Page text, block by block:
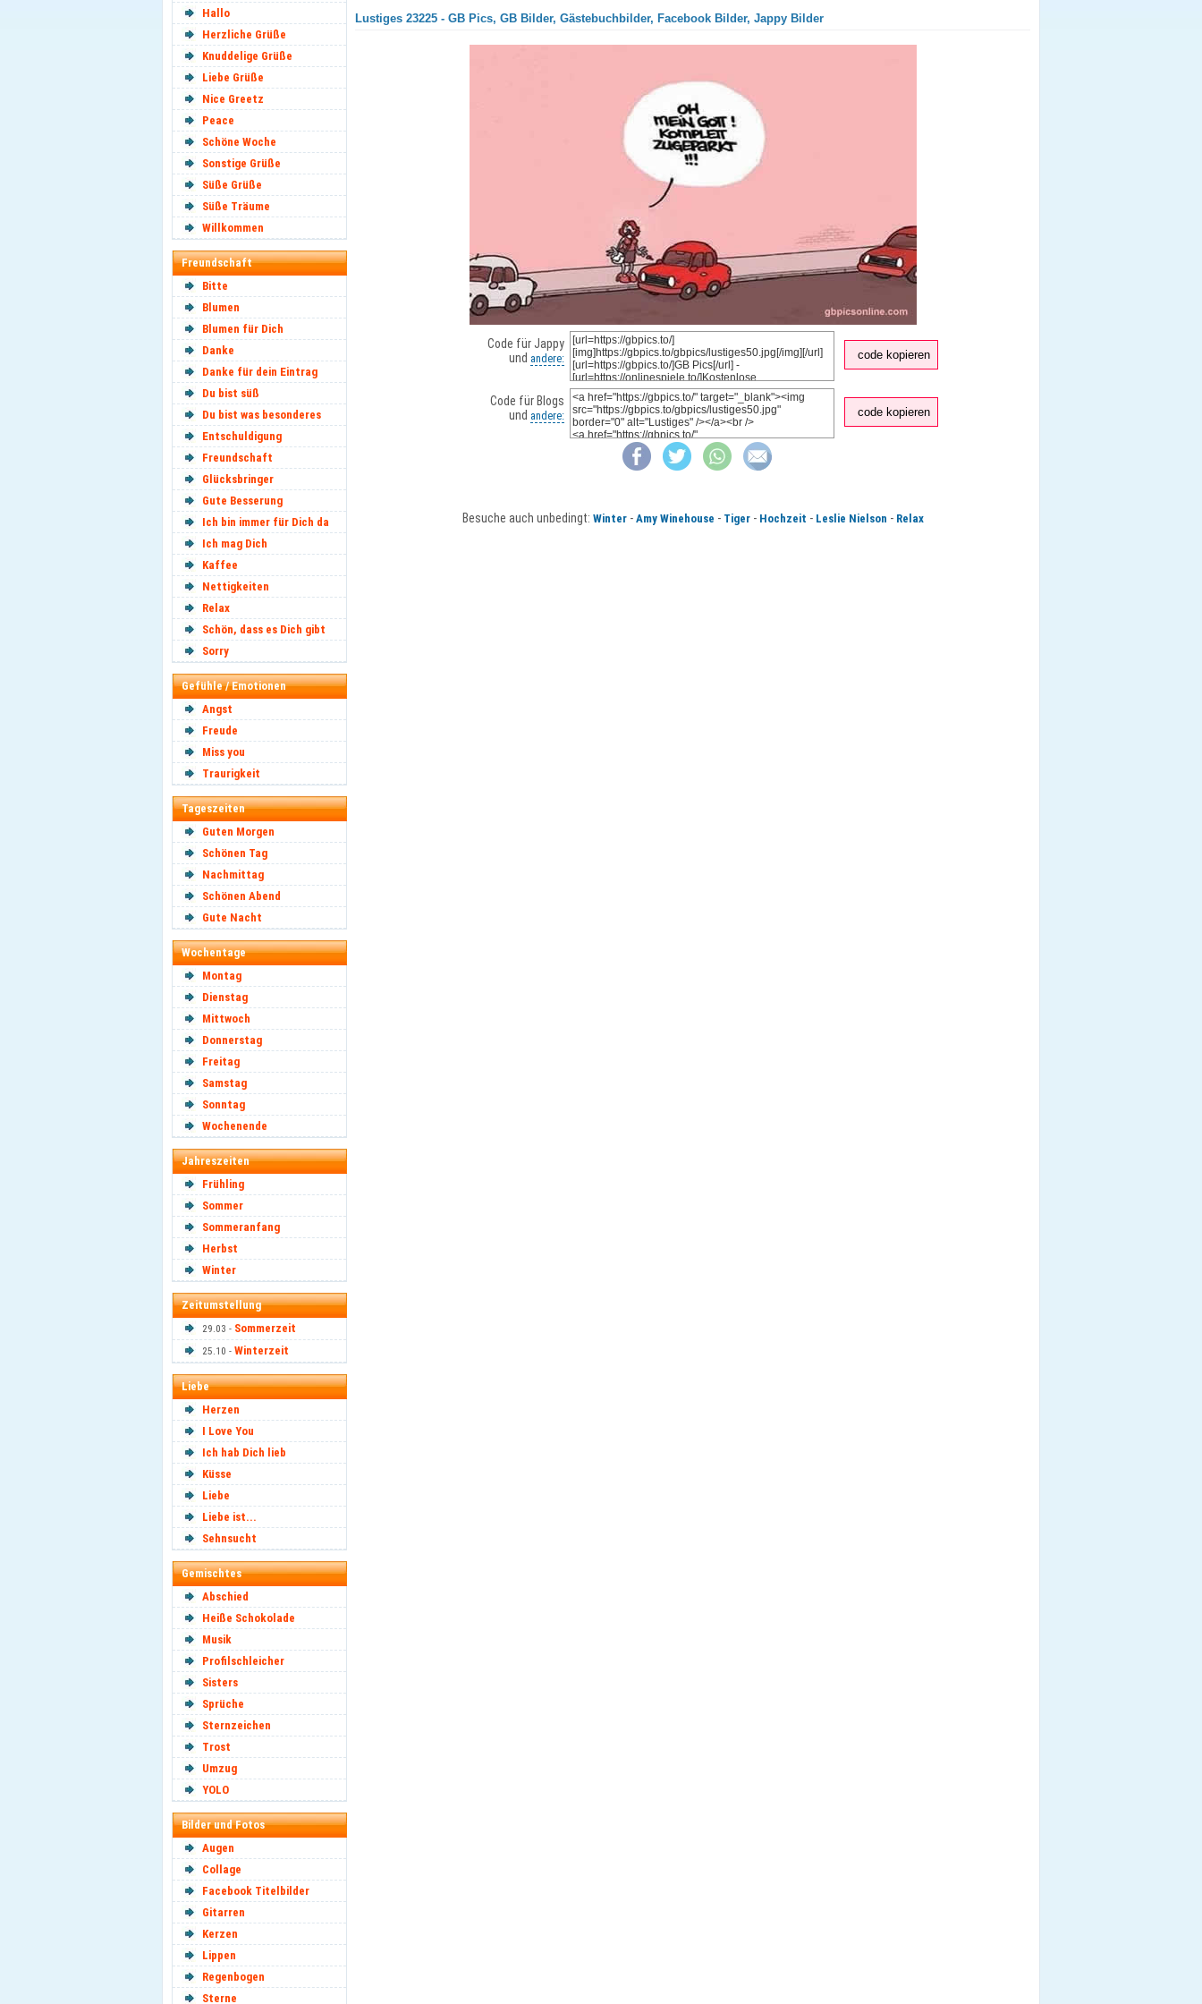
Hallo
Herzliche Grüße
Knuddelige Grüße
Liebe Grüße
Nice Greetz
Peace
Schöne Woche
Sonstige Grüße
Süße Grüße
Süße Träume
Willkommen
Freundschaft
Bitte
Blumen
Blumen für Dich
Danke
Danke für dein Eintrag
Du bist süß
Du bist was besonderes
Entschuldigung
Freundschaft
Glücksbringer
Gute Besserung
Ich bin immer für Dich da
Ich mag Dich
Kaffee
Nettigkeiten
Relax
Schön, dass es Dich gibt
Sorry
Gefühle / Emotionen
Angst
Freude
Miss you
Traurigkeit
Tageszeiten
Guten Morgen
Schönen Tag
Nachmittag
Schönen Abend
Gute Nacht
Wochentage
Montag
Dienstag
Mittwoch
Donnerstag
Freitag
Samstag
Sonntag
Wochenende
Jahreszeiten
Frühling
Sommer
Sommeranfang
Herbst
Winter
Zeitumstellung
29.03 - Sommerzeit
25.10 - Winterzeit
Liebe
Herzen
I Love You
Ich hab Dich lieb
Küsse
Liebe
Liebe ist...
Sehnsucht
Gemischtes
Abschied
Heiße Schokolade
Musik
Profilschleicher
Sisters
Sprüche
Sternzeichen
Trost
Umzug
YOLO
Bilder und Fotos
Augen
Collage
Facebook Titelbilder
Gitarren
Kerzen
Lippen
Regenbogen
Sterne
Lustiges 23225 - GB Pics, GB Bilder, Gästebuchbilder, Facebook Bilder, Jappy Bilder
Code für Jappy
und andere: code kopieren
Code für Blogs
und andere: code kopieren
Besuche auch unbedingt: Winter- Amy Winehouse - Tiger- Hochzeit - Leslie Nielson - Relax